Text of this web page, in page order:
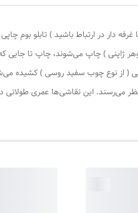
دار در ارتباط باشید ) تابلو
ژاپنی ) چاپ می‌شوند، چاپ تا جایی
( از نوع چوب سفید روسی ) کشیده
می‌رسند. این نقاشی‌ها عمری طولانی